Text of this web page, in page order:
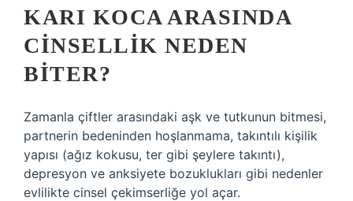
KARI KOCA ARASINDA
CINSELLIK NEDEN
BITER?
Zamanla çiftler arasındaki aşk ve tutkunun bitmesi,
partnerin bedeninden hoşlanmama, takıntılı kişilik
yapısı (ağız kokusu, ter gibi şeylere takıntı),
depresyon ve anksiyete bozuklukları gibi nedenler
evlilikte cinsel çekimserliğe yol açar.